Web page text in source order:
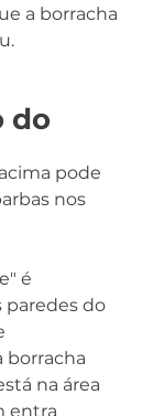
a borracha
do
pode
nos
é
paredes do
borracha
na área
entra